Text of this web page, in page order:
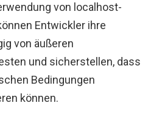
von localhost-
Entwickler ihre
von äußeren
und sicherstellen, dass
Bedingungen
können.